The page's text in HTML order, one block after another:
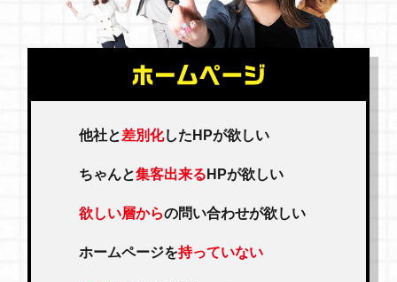
他社と差別化したHPが欲しい
ちゃんと集客出来る HPが欲しい
欲しい層からの問い合わせが欲しい
ホームページを持っていない